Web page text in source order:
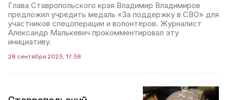
Глава Ставропольского края Владимир Владимиров
предложил учредить медаль «За поддержку в СВО» для
участников спецоперации и волонтёров. Журналист
Александр Малькевич прокомментировал эту
инициативу.
28 сентября 2023, 17:38